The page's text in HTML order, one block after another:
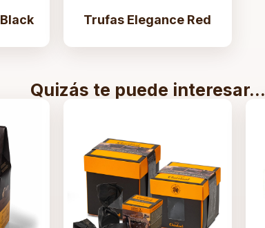
Trufas Elegance Red
Quizás te puede interesar...